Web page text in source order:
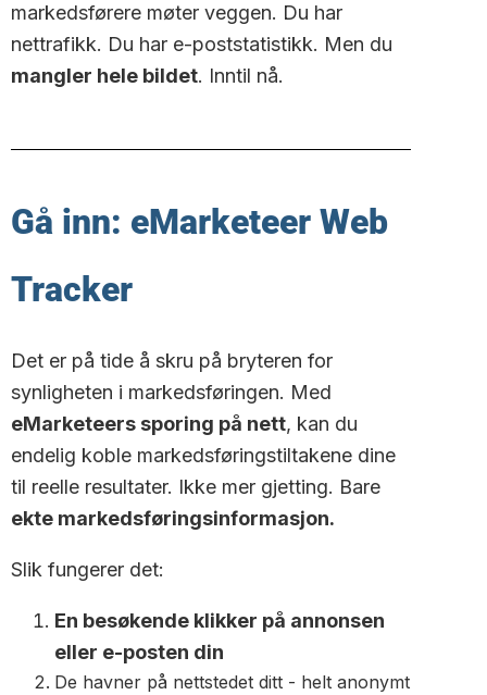
markedsførere møter veggen. Du har
nettrafikk. Du har e-poststatistikk. Men du
mangler hele bildet. Inntil nå.
Gå inn: eMarketeer Web
Tracker
Det er på tide å skru på bryteren for
synligheten i markedsføringen. Med
eMarketeers sporing på nett, kan du
endelig koble markedsføringstiltakene dine
til reelle resultater. Ikke mer gjetting. Bare
ekte markedsføringsinformasjon.
Slik fungerer det:
En besøkende klikker på annonsen
eller e-posten din
De havner på nettstedet ditt - helt anonymt